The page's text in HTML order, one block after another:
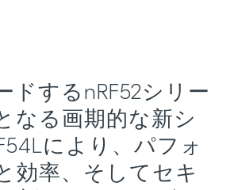
ドするnRF52シリー
なる画期的な新シ
により、パフォ
効率、そしてセキ